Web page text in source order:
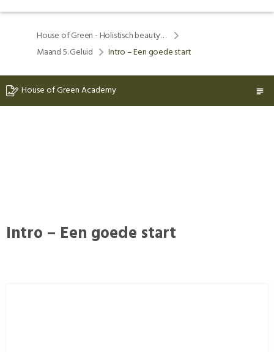
House of Green - Holistisch beauty & lifestyle program
Maand 5. Geluid
Intro – Een goede start
House of Green Academy
Intro – Een goede start